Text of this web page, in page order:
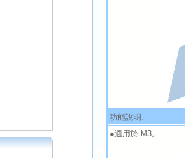
功能說明:
●適用於 M3。